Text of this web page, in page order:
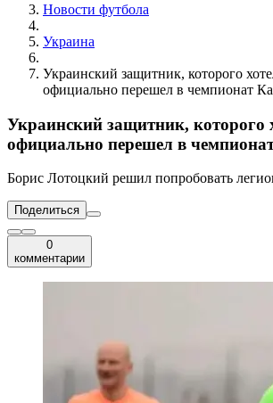
Новости футбола
Украина
Украинский защитник, которого
официально перешел в чемпионат
Украинский защитник, которого
официально перешел в
Борис Лотоцкий решил попробовать
Поделиться
0
комментарии